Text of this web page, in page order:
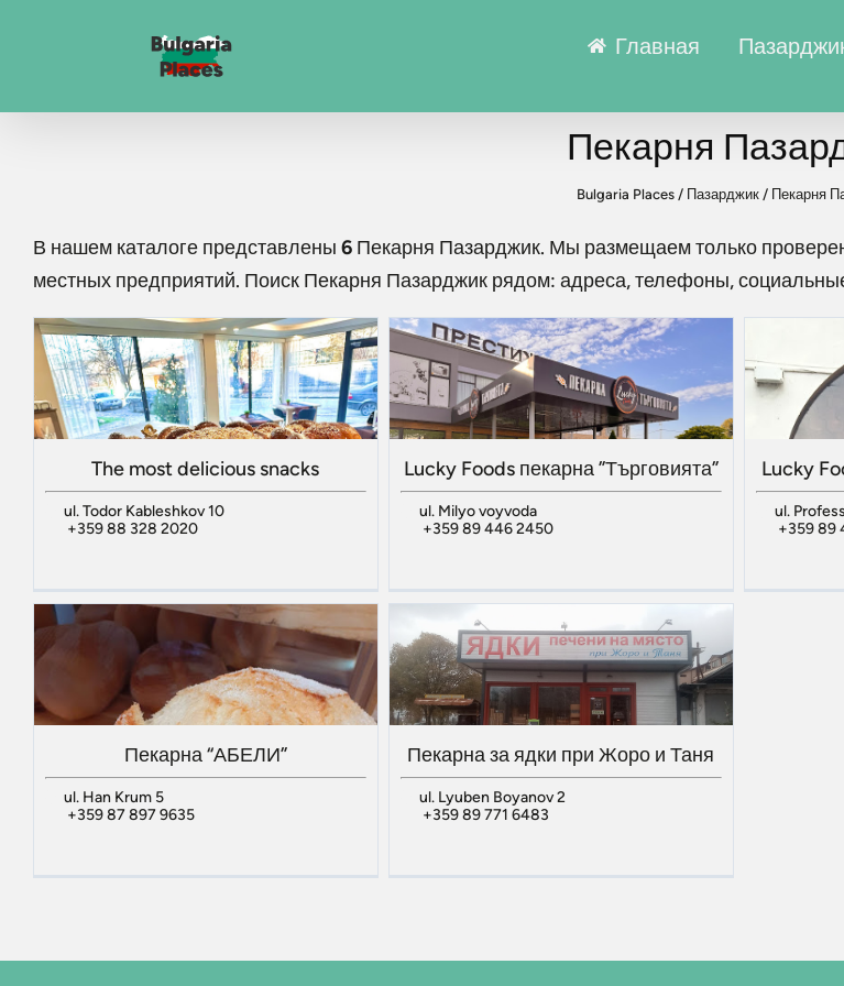
Главная
Пекарня
Bulgaria Places / Пазарджик / Пекарня
В нашем каталоге представлены 6 Пекарня Пазарджик. Мы размещаем только
местных предприятий. Поиск Пекарня Пазарджик рядом: адреса, телефоны,
The most delicious snacks
ul. Todor Kableshkov 10
+359 88 328 2020
Lucky Foods пекарна ”Търговията”
ul. Milyo voyvoda
+359 89 446 2450
Lucky
ul.
+359 89
Пекарна “АБЕЛИ”
ul. Han Krum 5
+359 87 897 9635
Пекарна за ядки при Жоро и Таня
ul. Lyuben Boyanov 2
+359 89 771 6483